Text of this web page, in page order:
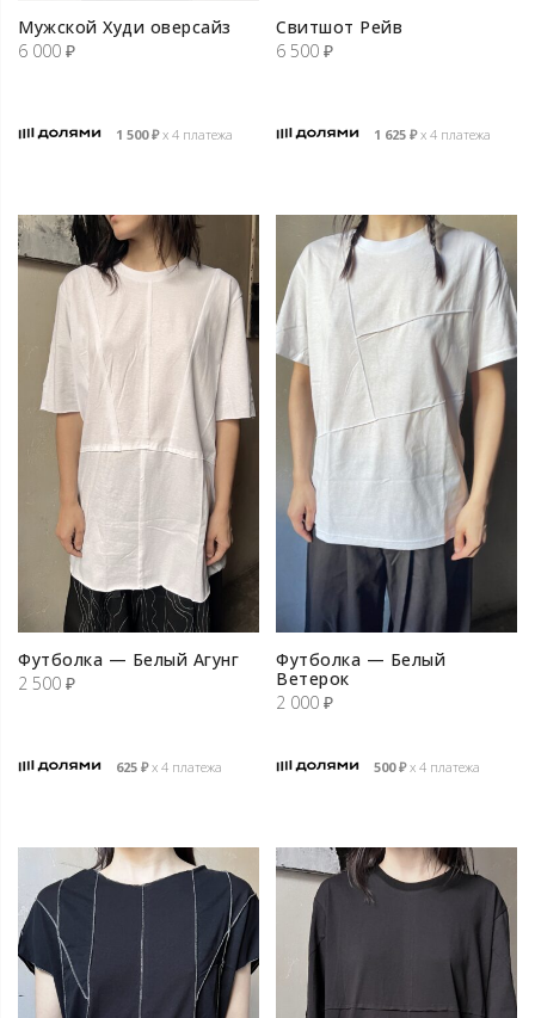
Мужской Худи оверсайз
6 000 ₽
1 500₽х 4 платежа
Свитшот Рейв
6 500 ₽
1 625 ₽х 4 платежа
Футболка — Белый Агунг
2 500 ₽
625 ₽х 4 платежа
Футболка — Белый
Ветерок
2 000 ₽
500₽х 4 платежа